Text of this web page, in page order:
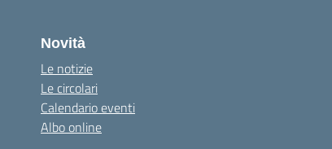
Novità
Le notizie
Le circolari
Calendario eventi
Albo online